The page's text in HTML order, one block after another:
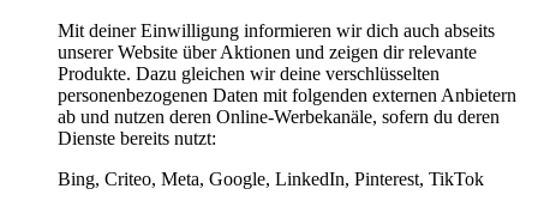
Mit deiner Einwilligung informieren wir dich auch abseits
unserer Website über Aktionen und zeigen dir relevante
Produkte. Dazu gleichen wir deine verschlüsselten
personenbezogenen Daten mit folgenden externen Anbietern
ab und nutzen deren Online-Werbekanäle, sofern du deren
Dienste bereits nutzt:
Bing, Criteo, Meta, Google, LinkedIn, Pinterest, TikTok